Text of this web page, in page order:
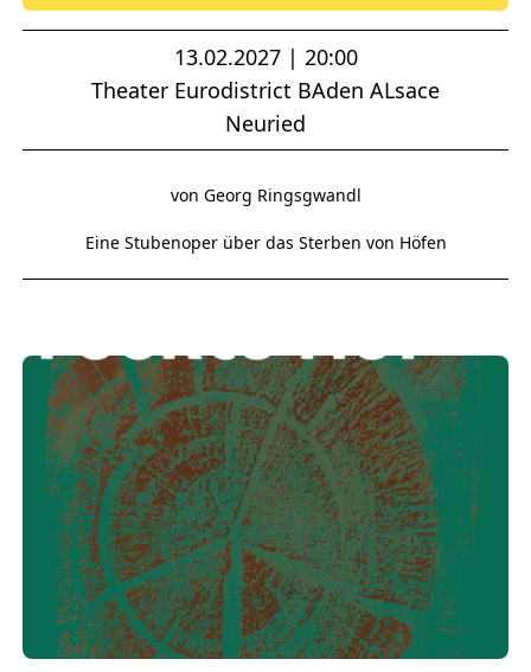
13.02.2027 | 20:00
Theater Eurodistrict BAden ALsace
Neuried
von Georg Ringsgwandl
Eine Stubenoper über das Sterben von Höfen